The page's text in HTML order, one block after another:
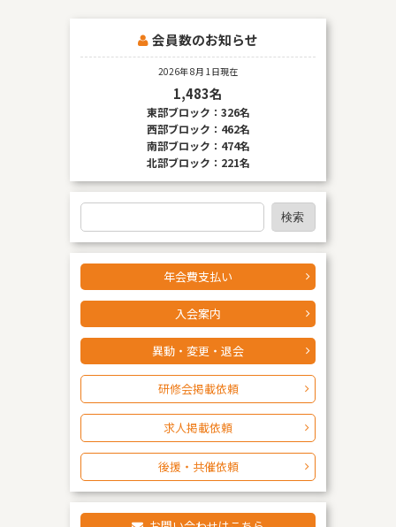
会員数のお知らせ
2026年 8月 1日現在
1,483名
東部ブロック：326名
西部ブロック：462名
南部ブロック：474名
北部ブロック：221名
検
索
検索
年会費支払い
入会案内
異動・変更・退会
研修会掲載依頼
求人掲載依頼
後援・共催依頼